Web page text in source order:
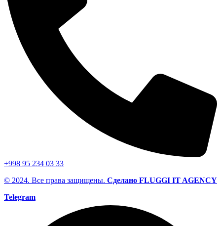
+998 95 234 03 33
© 2024. Все права защищены. Сделано FLUGGI IT AGENCY
Telegram